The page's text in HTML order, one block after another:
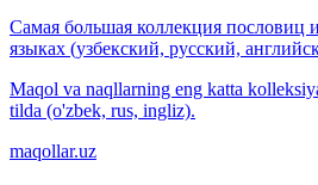
Самая большая коллекция пословиц
языках (узбекский, русский,
Maqol va naqllarning eng katta
tilda (o'zbek, rus, ingliz).
maqollar.uz